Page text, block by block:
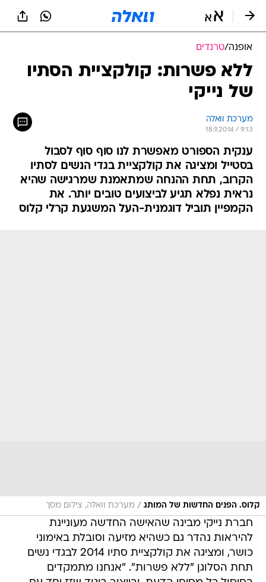
אופנה/טרנדים
ללא פשרות: קולקציית הסתיו
של נייקי
מערכת וואלה
18.9.2014 / 9:13
ענקית הספורט מאפשרת לנו סוף סוף לסבול
בסטייל ומציגה את קולקציית בגדי הנשים לסתיו
הקרוב, תחת ההנחה שמתאמנת שמרגישה שהיא
נראית נפלא תגיע לביצועים טובים יותר. את
הקמפיין תוביל דוגמנית-העל המשגעת קרלי קלוס
קלוס. הפנים החדשות של המותג / מערכת וואלה, צילום מסך
חברת נייקי מבינה שהאישה החדשה מעוניינת
להיראות נהדר גם כשהיא מזיעה וסובלת באימוני
כושר, ומציגה את קולקציית סתיו 2014 לבגדי נשים
תחת הסלוגן "ללא פשרות". "אנחנו מתמקדים